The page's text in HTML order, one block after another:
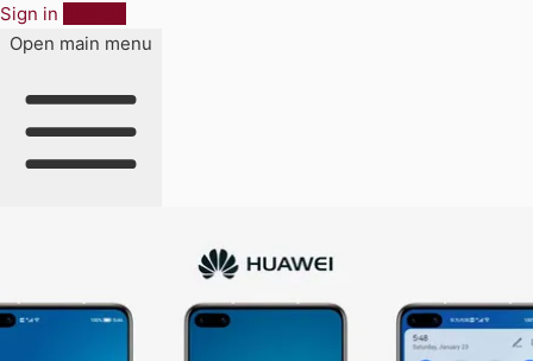
Sign in
Open main menu